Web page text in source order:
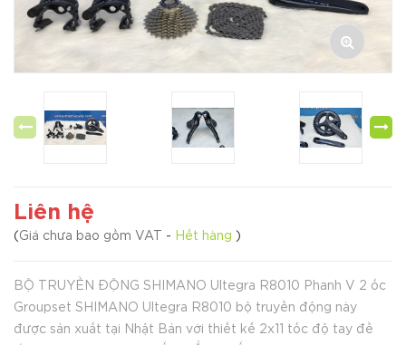
Liên hệ
( Giá chưa bao gồm VAT - Hết hàng )
BỘ TRUYỀN ĐỘNG SHIMANO Ultegra R8010 Phanh V 2 ốc
Groupset SHIMANO Ultegra R8010 bộ truyền động này
được sản xuất tại Nhật Bản với thiết kế 2x11 tốc độ tay đề